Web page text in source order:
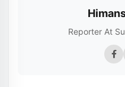
Reporter At